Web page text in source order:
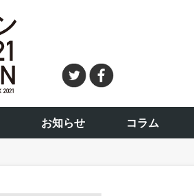
お知らせ コラム